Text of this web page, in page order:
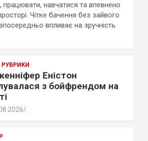
працювати, навчатися та впевнено
Чітке бачення без зайвого
впливає на зручність
РУБРИКИ
Еністон
з бойфрендом на